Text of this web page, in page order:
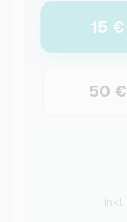
15 €
50 €
inkl.